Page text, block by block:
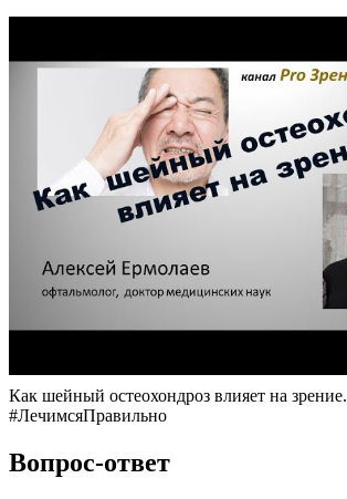
Как шейный остеохондроз влияет на зрение.
#ЛечимсяПравильно
Вопрос-ответ